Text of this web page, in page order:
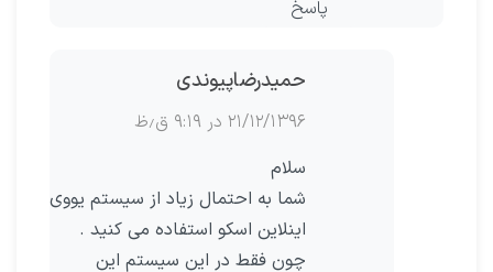
پاسخ
حمیدرضاپیوندی
۲۱/۱۲/۱۳۹۶ در ۹:۱۹ ق٫ظ
سلام
شما به احتمال زیاد از سیستم یووی
اینلاین اسکو استفاده می کنید .
چون فقط در این سیستم این